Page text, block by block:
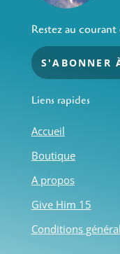
Restez au
S'ABONNER
Liens rapides
Accueil
Boutique
A propos
Give Him 15
Conditions